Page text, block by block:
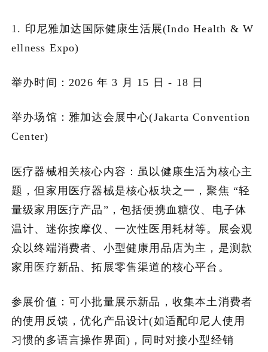
1. 印尼雅加达国际健康生活展(Indo Health & W
ellness Expo)
举办时间：2026 年 3 月 15 日 - 18 日
举办场馆：雅加达会展中心(Jakarta Convention
Center)
医疗器械相关核心内容：虽以健康生活为核心主
题，但家用医疗器械是核心板块之一，聚焦 “轻
量级家用医疗产品”，包括便携血糖仪、电子体
温计、迷你按摩仪、一次性医用耗材等。展会观
众以终端消费者、小型健康用品店为主，是测款
家用医疗新品、拓展零售渠道的核心平台。
参展价值：可小批量展示新品，收集本土消费者
的使用反馈，优化产品设计(如适配印尼人使用
习惯的多语言操作界面)，同时对接小型经销